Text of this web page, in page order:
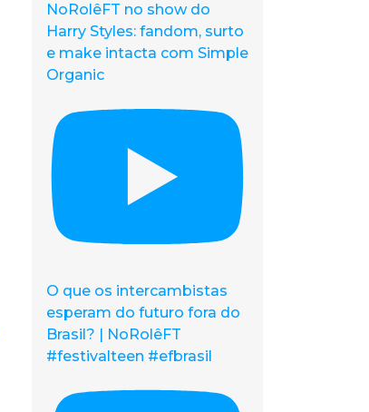
NoRolêFT no show do
Harry Styles: fandom, surto
e make intacta com Simple
Organic
O que os intercambistas
esperam do futuro fora do
Brasil? | NoRolêFT
#festivalteen #efbrasil